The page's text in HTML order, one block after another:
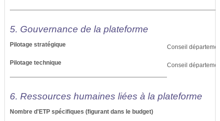
5. Gouvernance de la plateforme
Pilotage stratégique Conseil
Pilotage technique Conseil
6. Ressources humaines liées à la plateforme
Nombre d'ETP spécifiques (figurant dans le budget)